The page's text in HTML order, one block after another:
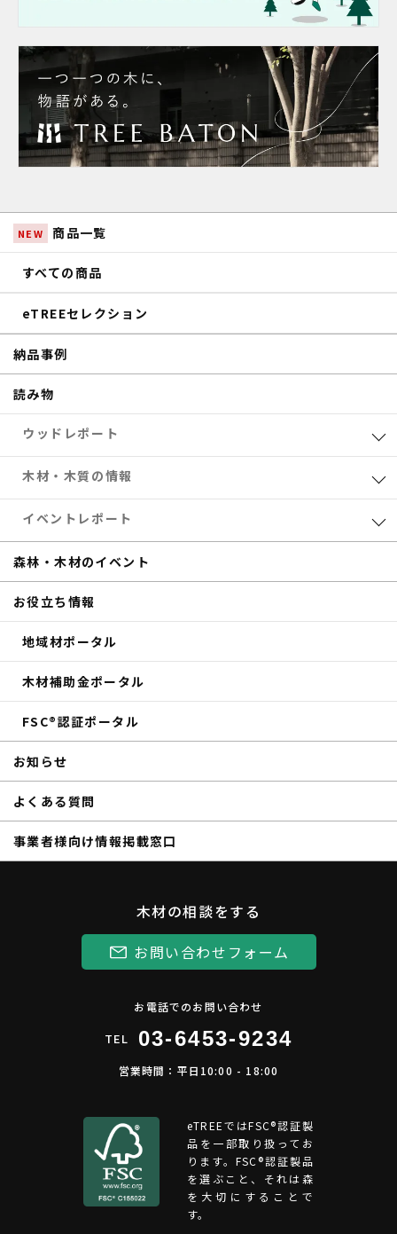
NEW 商品一覧
すべての商品
eTREEセレクション
納品事例
読み物
ウッドレポート
業界レポート
eTREEコラム
サステナブル
木材・木質の情報
森林・木材のお得情報
木材加工
補助金
商品紹介
イベントレポート
共催セミナー
eTREE TALK
森の未来会議
その他のイベントレポート
森林・木材のイベント
お役立ち情報
地域材ポータル
木材補助金ポータル
FSC®認証ポータル
お知らせ
よくある質問
事業者様向け情報掲載窓口
木材の相談をする
お問い合わせフォーム
お電話でのお問い合わせ
TEL 03-6453-9234
営業時間：平日10:00 - 18:00
eTREEではFSC®︎認証製
品を一部取り扱ってお
ります。FSC®認証製品
を選ぶこと、それは森
を大切にすることで
す。